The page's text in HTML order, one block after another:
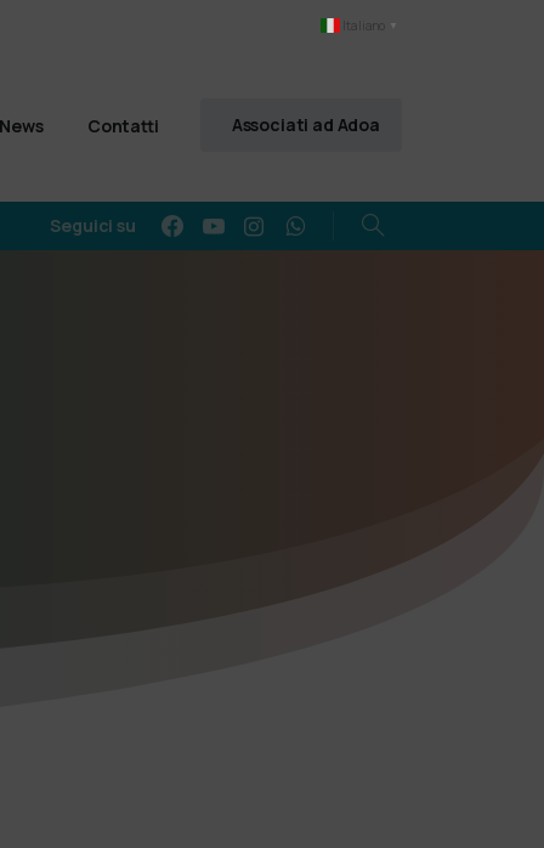
Italiano ▼
News Contatti Associati ad Adoa
Seguici su